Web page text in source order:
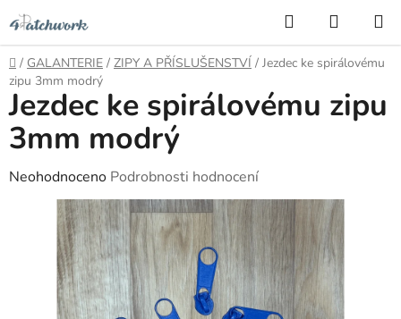
Přejít
na
obsah
Hledat
KOŠÍK
Domů
/ GALANTERIE / ZIPY A PŘÍSLUŠENSTVÍ / Jezdec ke spirálovému
zipu 3mm modrý
Jezdec ke spirálovému zipu
3mm modrý
Průměrné
hodnocení
produktu
Neohodnoceno Podrobnosti hodnocení